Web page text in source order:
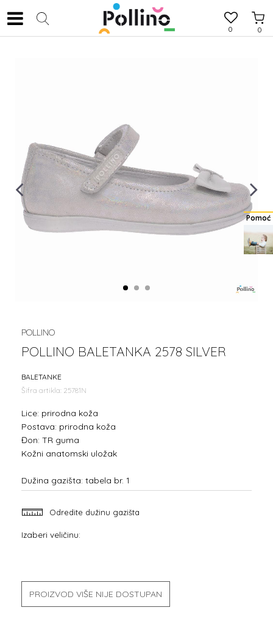
0
0
1 2 3
POLLINO
POLLINO BALETANKA 2578 SILVER
BALETANKE
Šifra artikla: 25781N
Lice: prirodna koža
Postava: prirodna koža
Đon: TR guma
Kožni anatomski uložak
Dužina gazišta: tabela br. 1
Odredite dužinu gazišta
Izaberi veličinu:
PROIZVOD VIŠE NIJE DOSTUPAN
Pomoć